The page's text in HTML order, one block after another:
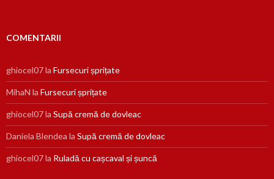
COMENTARII
ghiocel07la Fursecuri șprițate
MihaN la Fursecuri șprițate
ghiocel07la Supă cremă de dovleac
Daniela Blendea la Supă cremă de dovleac
ghiocel07la Ruladă cu cașcaval și șuncă